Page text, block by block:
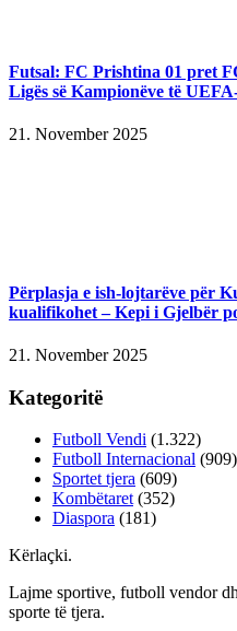
Futsal: FC Prishtina 01 pret
Ligës së Kampionëve të
21. November 2025
Përplasja e ish-lojtarëve për
kualifikohet – Kepi i Gjelbër
21. November 2025
Kategoritë
Futboll Vendi (1.322)
Futboll Internacional (909)
Sportet tjera (609)
Kombëtaret (352)
Diaspora (181)
Kërlaçki.
Lajme sportive, futboll vendor
sporte të tjera.